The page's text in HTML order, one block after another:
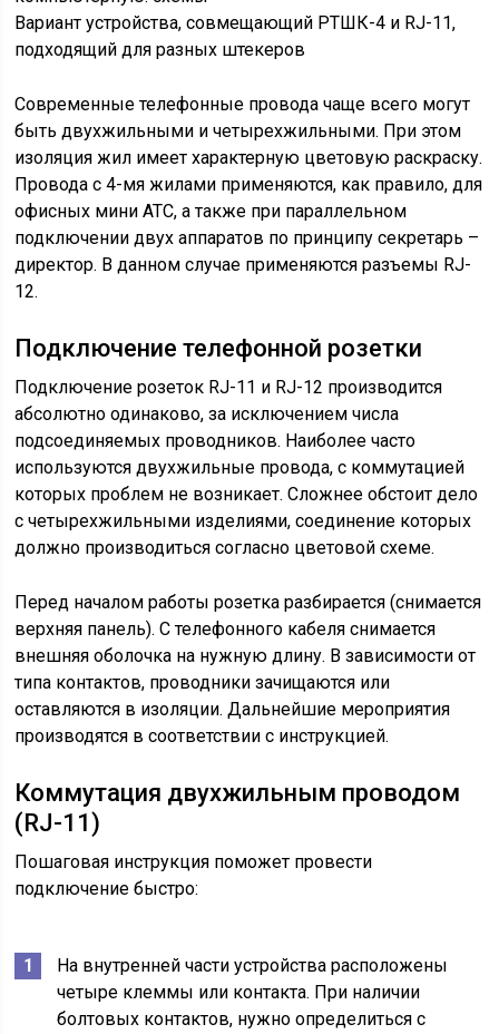
Вариант устройства, совмещающий РТШК-4 и RJ-11,
подходящий для разных штекеров
Современные телефонные провода чаще всего могут
быть двухжильными и четырехжильными. При этом
изоляция жил имеет характерную цветовую раскраску.
Провода с 4-мя жилами применяются, как правило, для
офисных мини АТС, а также при параллельном
подключении двух аппаратов по принципу секретарь –
директор. В данном случае применяются разъемы RJ-
12.
Подключение телефонной розетки
Подключение розеток RJ-11 и RJ-12 производится
абсолютно одинаково, за исключением числа
подсоединяемых проводников. Наиболее часто
используются двухжильные провода, с коммутацией
которых проблем не возникает. Сложнее обстоит дело
с четырехжильными изделиями, соединение которых
должно производиться согласно цветовой схеме.
Перед началом работы розетка разбирается (снимается
верхняя панель). С телефонного кабеля снимается
внешняя оболочка на нужную длину. В зависимости от
типа контактов, проводники зачищаются или
оставляются в изоляции. Дальнейшие мероприятия
производятся в соответствии с инструкцией.
Коммутация двухжильным проводом
(RJ-11)
Пошаговая инструкция поможет провести
подключение быстро:
На внутренней части устройства расположены
четыре клеммы или контакта. При наличии
болтовых контактов, нужно определиться с